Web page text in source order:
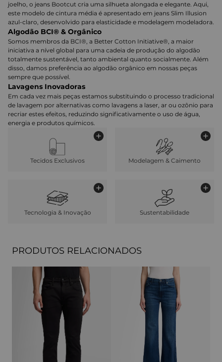
joelho, o jeans Bootcut cria uma silhueta alongada e elegante. Aqui,
este modelo de cintura média é apresentado em jeans Slim Illusion
azul-claro, desenvolvido para elasticidade e modelagem modeladora.
Algodão BCI® & Orgânico
Somos membros da BCI®, a Better Cotton Initiative®, a maior
iniciativa a nível global para uma cadeia de produção do algodão
totalmente sustentável, tanto ambiental quanto socialmente. Além
disso, damos preferência ao algodão orgânico em nossas peças
sempre que possível.
Lavagens Inovadoras
Em cada vez mais peças estamos substituindo o processo tradicional
de lavagem por alternativas como lavagens a laser, ar ou ozônio para
recriar estes efeitos, reduzindo significativamente o uso de água,
energia e produtos químicos.
Tecidos Exclusivos Modelagem & Caimento
Tecnologia & Inovação Sustentabilidade
PRODUTOS RELACIONADOS